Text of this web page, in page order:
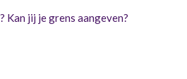
Kan jij je grens aangeven?